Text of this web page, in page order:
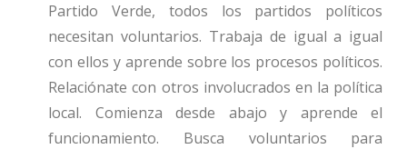
Partido Verde, todos los partidos políticos
necesitan voluntarios. Trabaja de igual a igual
con ellos y aprende sobre los procesos políticos.
Relaciónate con otros involucrados en la política
local. Comienza desde abajo y aprende el
funcionamiento. Busca voluntarios para